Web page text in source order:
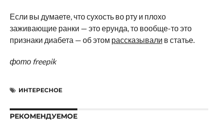
Если вы думаете, что сухость во рту и плохо
заживающие ранки — это ерунда, то вообще-то это
признаки диабета — об этом рассказывали в статье.
фото freepik
ИНТЕРЕСНОЕ
РЕКОМЕНДУЕМОЕ